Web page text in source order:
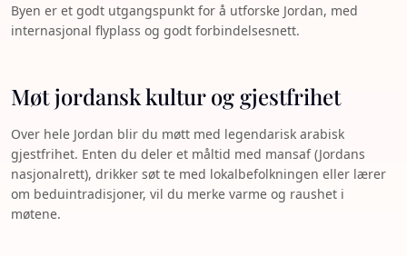
Byen er et godt utgangspunkt for å utforske Jordan, med
internasjonal flyplass og godt forbindelsesnett.
Møt jordansk kultur og gjestfrihet
Over hele Jordan blir du møtt med legendarisk arabisk
gjestfrihet. Enten du deler et måltid med mansaf (Jordans
nasjonalrett), drikker søt te med lokalbefolkningen eller lærer
om beduintradisjoner, vil du merke varme og raushet i
møtene.